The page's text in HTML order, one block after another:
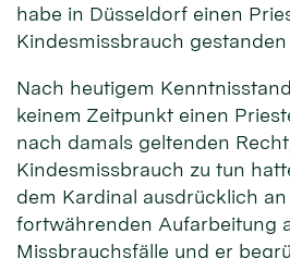
habe in Düsseldorf einen
Kindesmissbrauch
Nach heutigem
keinem Zeitpunkt einen
nach damals geltenden
Kindesmissbrauch zu tun
dem Kardinal ausdrücklich
fortwährenden Aufarbeitung
Missbrauchsfälle und er